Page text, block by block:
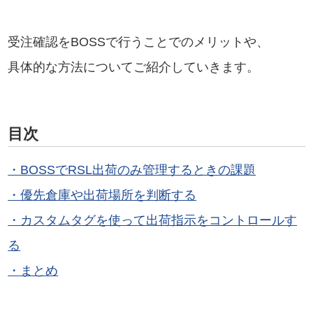
受注確認をBOSSで行うことでのメリットや、
具体的な方法についてご紹介していきます。
目次
・BOSSでRSL出荷のみ管理するときの課題
・優先倉庫や出荷場所を判断する
・カスタムタグを使って出荷指示をコントロールす
る
・まとめ